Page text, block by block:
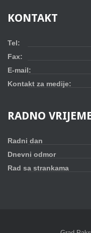
KONTAKT
Tel:
Fax:
E-mail:
Kontakt za medije:
RADNO
Radni dan
Dnevni odmor
Rad sa strankama